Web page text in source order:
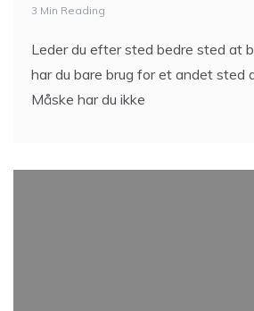
3 Min Reading
Leder du efter sted bedre sted at
har du bare brug for et andet sted
Måske har du ikke